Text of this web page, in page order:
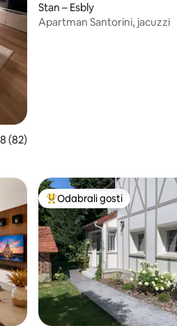
ocjena: 4,88/5, recenzija: 82
(82)
Stan – Esbly
Apartman Santorini, jacuzzi
„Odabrali gosti”Među najviše rangiranima s
Odabrali gosti